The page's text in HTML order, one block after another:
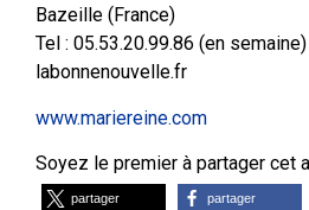
Bazeille (France)
Tel : 05.53.20.99.86 (en
labonnenouvelle.fr
www.mariereine.com
Soyez le premier à partager cet
partager partager